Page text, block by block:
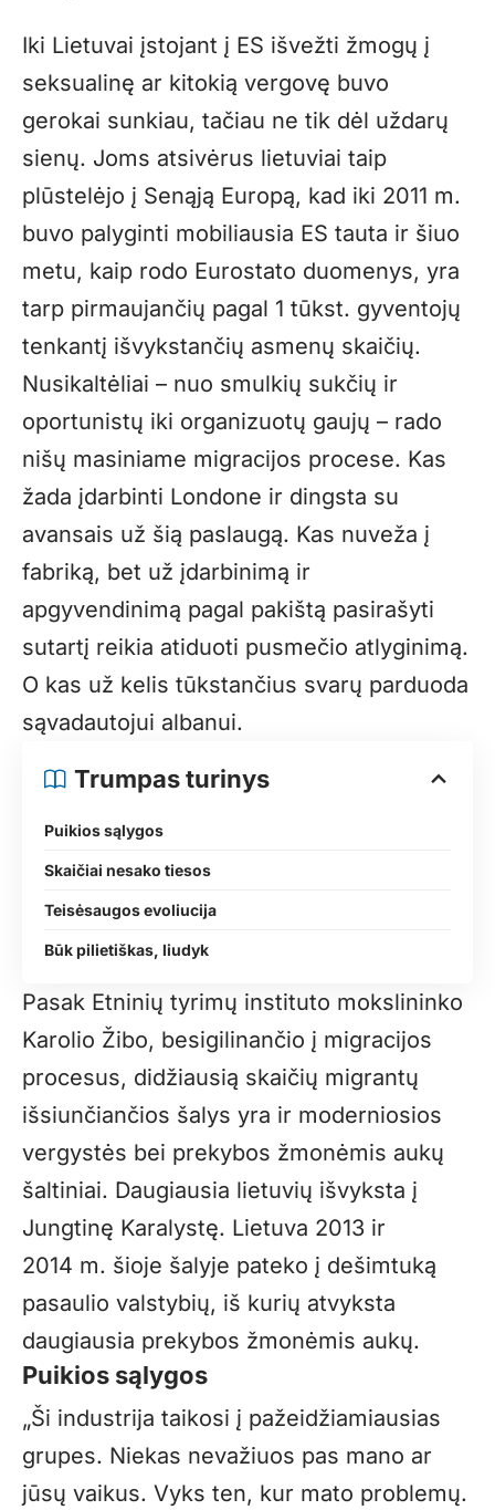
Iki Lietuvai įstojant į ES išvežti žmogų į
seksualinę ar kitokią vergovę buvo
gerokai sunkiau, tačiau ne tik dėl uždarų
sienų. Joms atsivėrus lietuviai taip
plūstelėjo į Senąją Europą, kad iki 2011 m.
buvo palyginti mobiliausia ES tauta ir šiuo
metu, kaip rodo Eurostato duomenys, yra
tarp pirmaujančių pagal 1 tūkst. gyventojų
tenkantį išvykstančių asmenų skaičių.
Nusikaltėliai – nuo smulkių sukčių ir
oportunistų iki organizuotų gaujų – rado
nišų masiniame migracijos procese. Kas
žada įdarbinti Londone ir dingsta su
avansais už šią paslaugą. Kas nuveža į
fabriką, bet už įdarbinimą ir
apgyvendinimą pagal pakištą pasirašyti
sutartį reikia atiduoti pusmečio atlyginimą.
O kas už kelis tūkstančius svarų parduoda
sąvadautojui albanui.
Trumpas turinys
Puikios sąlygos
Skaičiai nesako tiesos
Teisėsaugos evoliucija
Būk pilietiškas, liudyk
Pasak Etninių tyrimų instituto mokslininko
Karolio Žibo, besigilinančio į migracijos
procesus, didžiausią skaičių migrantų
išsiunčiančios šalys yra ir moderniosios
vergystės bei prekybos žmonėmis aukų
šaltiniai. Daugiausia lietuvių išvyksta į
Jungtinę Karalystę. Lietuva 2013 ir
2014 m. šioje šalyje pateko į dešimtuką
pasaulio valstybių, iš kurių atvyksta
daugiausia prekybos žmonėmis aukų.
Puikios sąlygos
„Ši industrija taikosi į pažeidžiamiausias
grupes. Niekas nevažiuos pas mano ar
jūsų vaikus. Vyks ten, kur mato problemų.